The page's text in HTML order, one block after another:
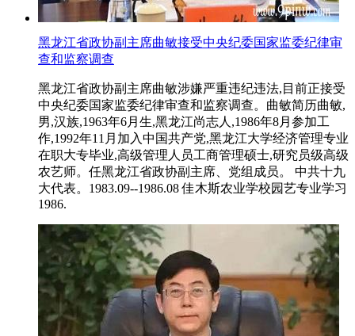
黑龙江省政协副主席曲敏接受中央纪委国家监委纪律审
查和监察调查
黑龙江省政协副主席曲敏涉嫌严重违纪违法,目前正接受
中央纪委国家监委纪律审查和监察调查。曲敏简历曲敏,
男,汉族,1963年6月生,黑龙江尚志人,1986年8月参加工
作,1992年11月加入中国共产党,黑龙江大学经济管理专业
在职大专毕业,高级管理人员工商管理硕士,研究员级高级
农艺师。任黑龙江省政协副主席、党组成员。 中共十九
大代表。1983.09--1986.08 佳木斯农业学校园艺专业学习
1986.